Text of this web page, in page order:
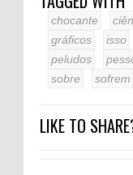
chocante
gráficos
isso
peludos
sobre
sofrem
LIKE TO